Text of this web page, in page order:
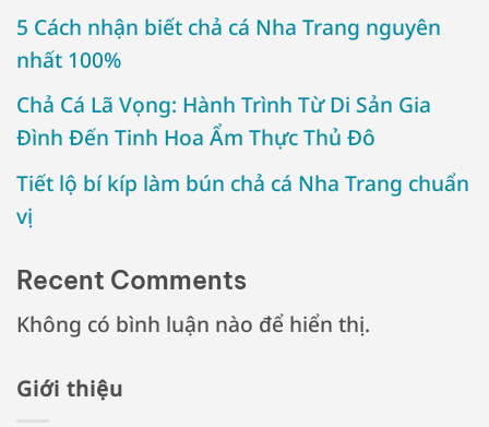
5 Cách nhận biết chả cá Nha Trang nguyên
nhất 100%
Chả Cá Lã Vọng: Hành Trình Từ Di Sản Gia
Đình Đến Tinh Hoa Ẩm Thực Thủ Đô
Tiết lộ bí kíp làm bún chả cá Nha Trang chuẩn
vị
Recent Comments
Không có bình luận nào để hiển thị.
Giới thiệu